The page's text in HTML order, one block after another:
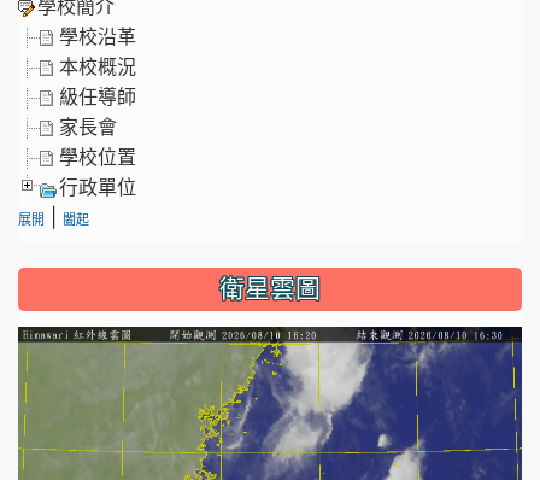
學校簡介
學校沿革
本校概況
級任導師
家長會
學校位置
行政單位
展開 闔起
衛星雲圖